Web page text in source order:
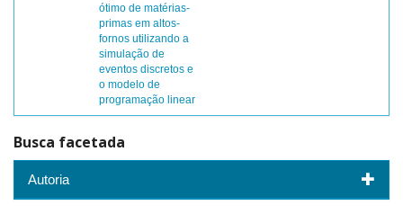
ótimo de matérias-
primas em altos-
fornos utilizando a
simulação de
eventos discretos e
o modelo de
programação linear
Busca facetada
Autoria